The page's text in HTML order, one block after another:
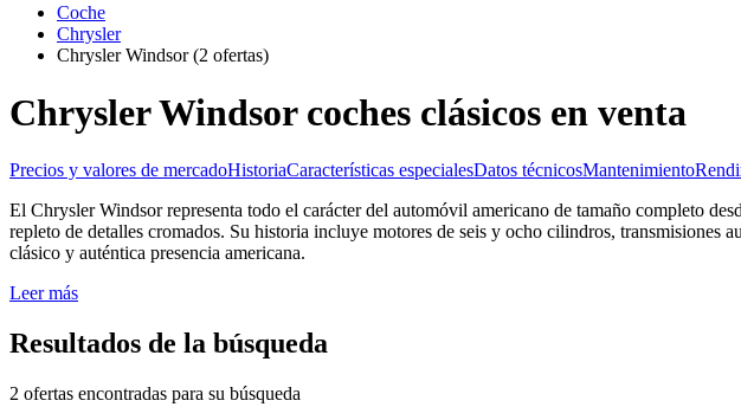
Coche
Chrysler
Chrysler Windsor(2 ofertas)
Chrysler Windsor coches clásicos en venta
Precios y valores de mercadoHistoriaCaracterísticas especialesDatos técnicosMantenimiento
El Chrysler Windsor representa todo el carácter del automóvil americano de tamaño completo
repleto de detalles cromados. Su historia incluye motores de seis y ocho cilindros,
clásico y auténtica presencia americana.
Leer más
Resultados de la búsqueda
2 ofertas encontradas para su búsqueda